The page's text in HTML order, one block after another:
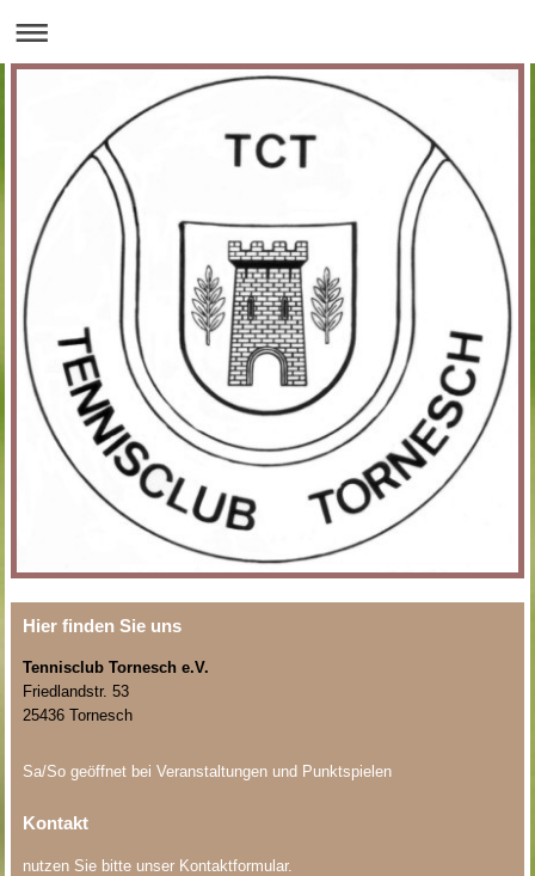
Hier finden Sie uns
Tennisclub Tornesch e.V.
Friedlandstr. 53
25436 Tornesch
Sa/So geöffnet bei Veranstaltungen und Punktspielen
Kontakt
nutzen Sie bitte unser Kontaktformular.